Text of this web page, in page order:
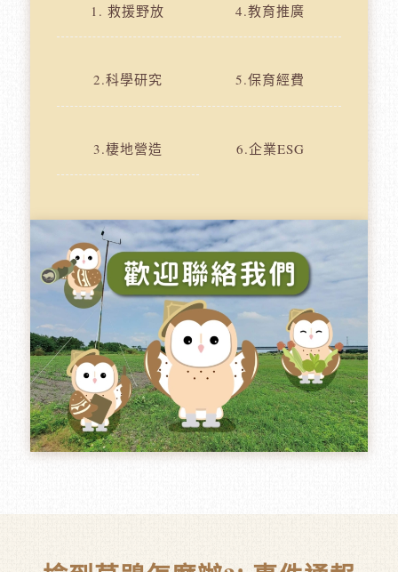
1. 救援野放
2.科學研究
3.棲地營造
4.教育推廣
5.保育經費
6.企業ESG